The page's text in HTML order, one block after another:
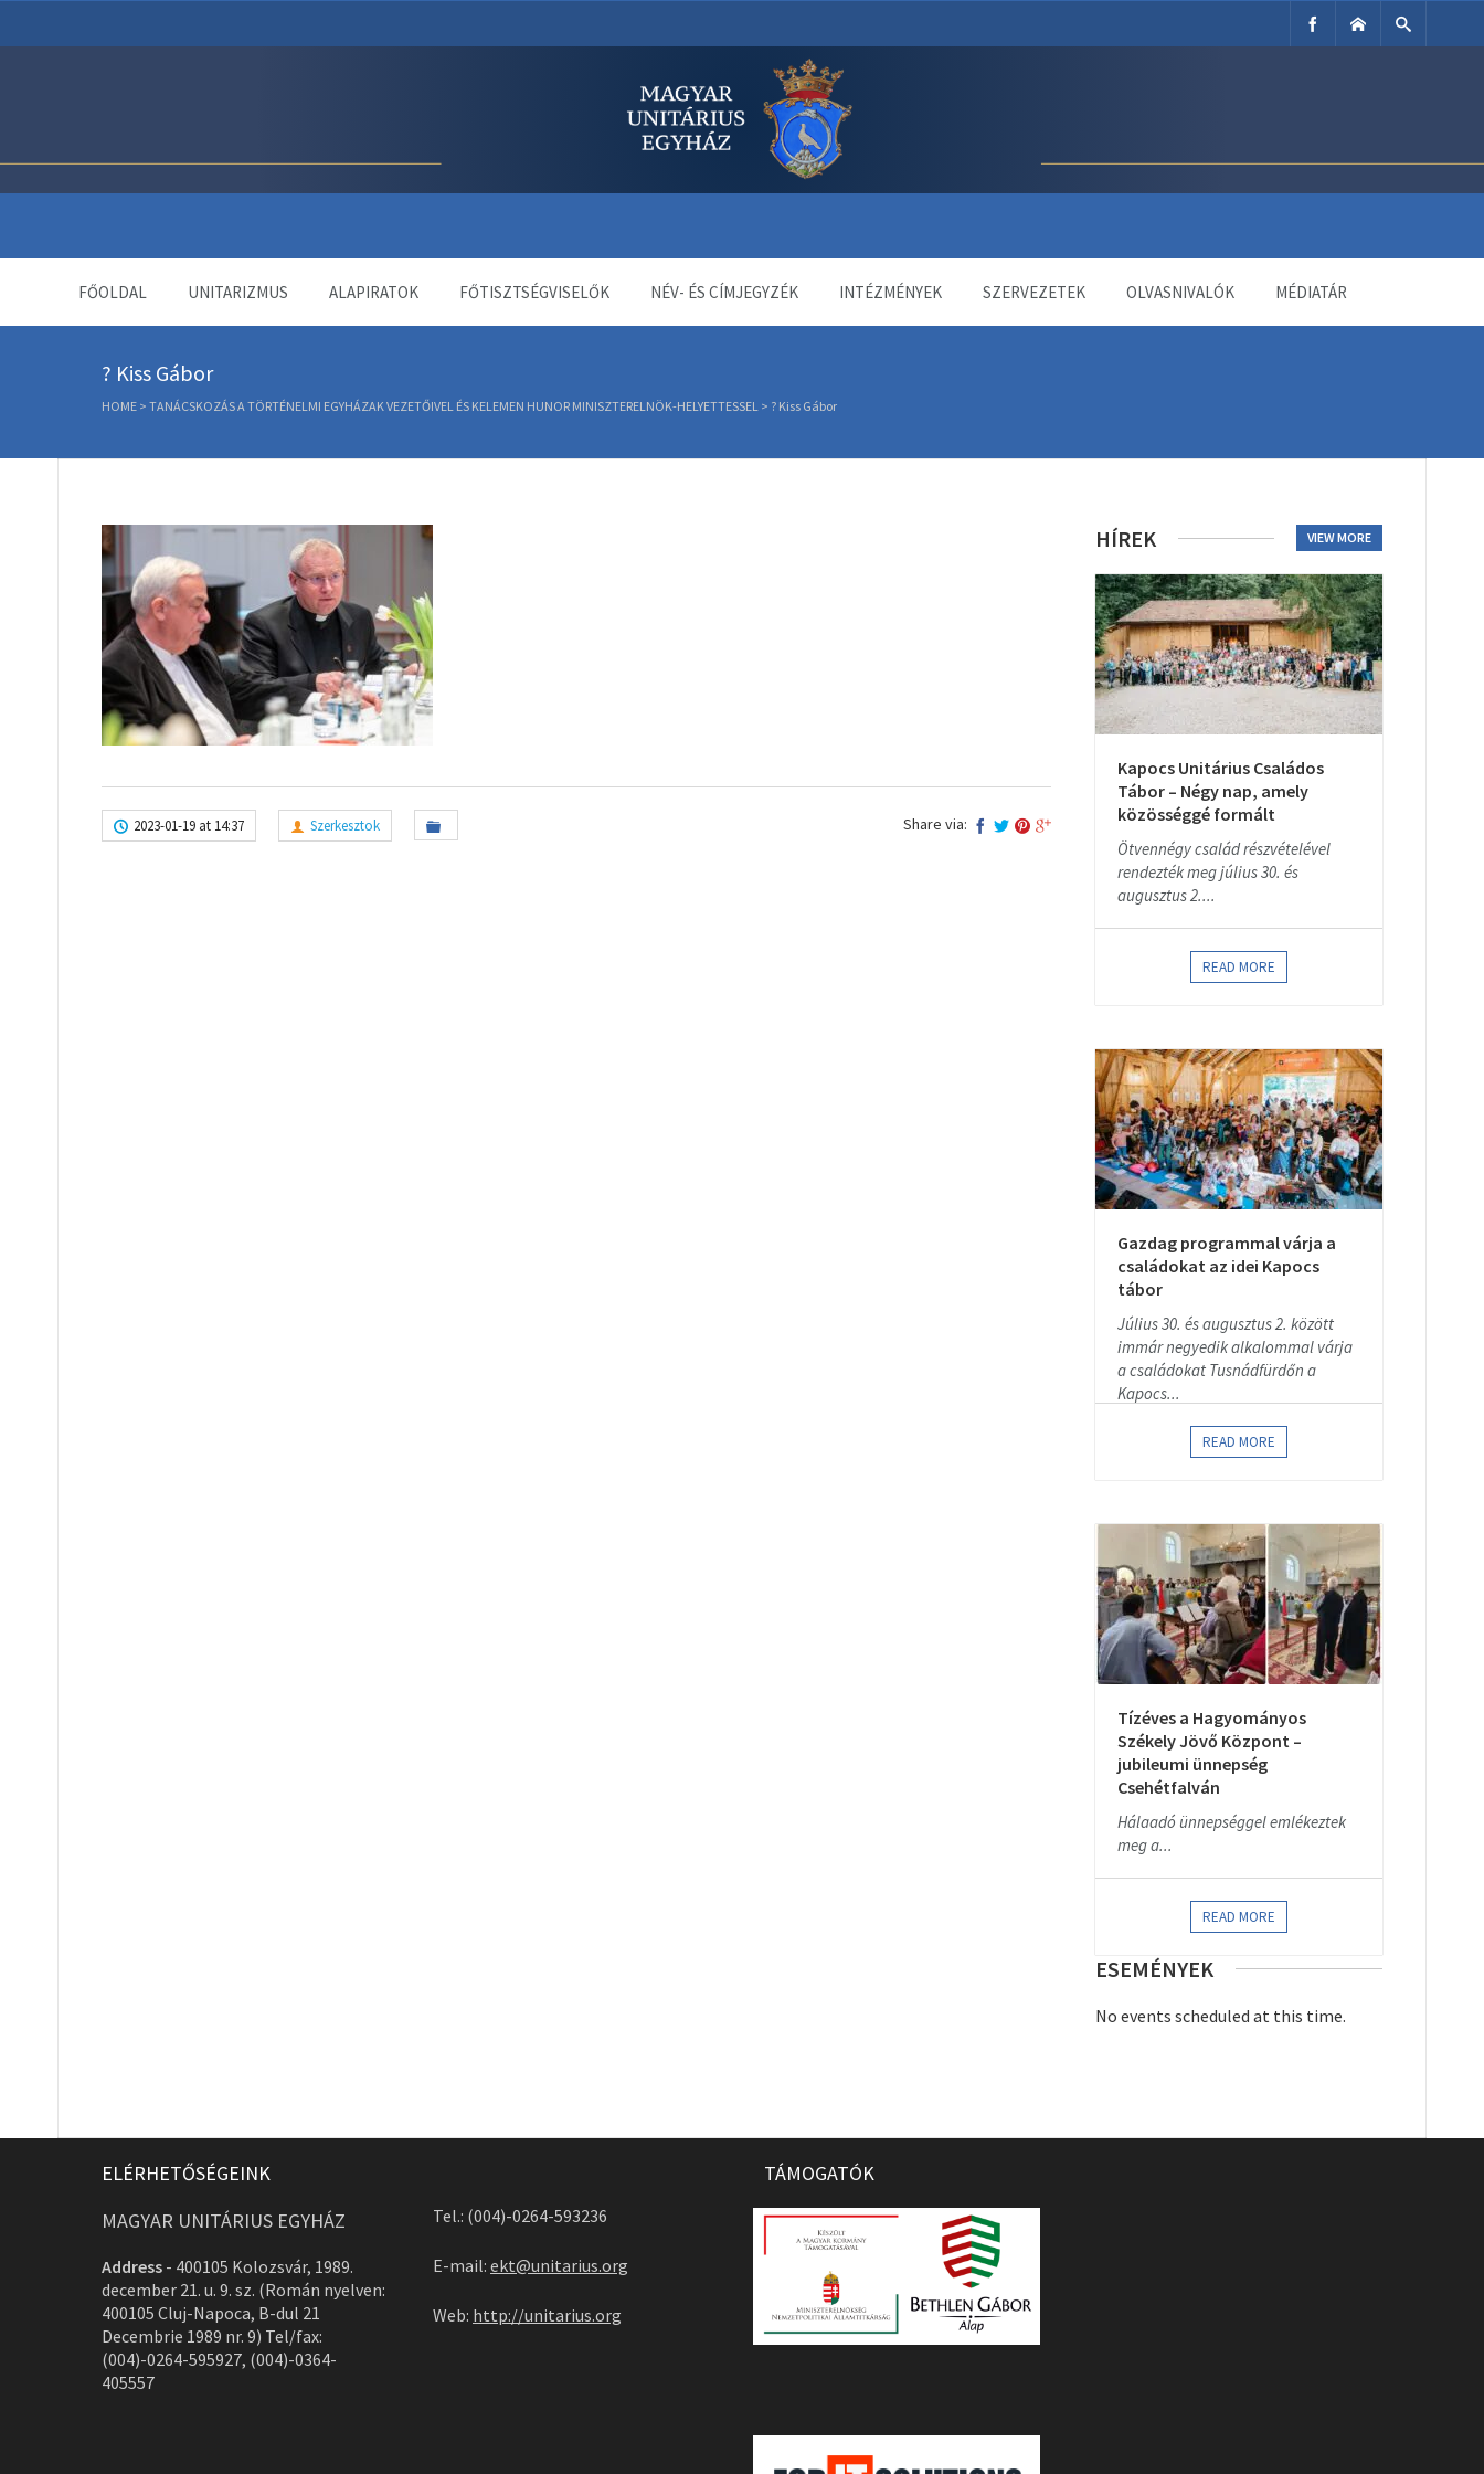
FŐOLDAL UNITARIZMUS ALAPIRATOK FŐTISZTSÉGVISELŐK NÉV- ÉS CÍMJEGYZÉK INTÉZMÉNYEK SZERVEZETEK OLVASNIVALÓK MÉDIATÁR
? Kiss Gábor
HOME > TANÁCSKOZÁS A TÖRTÉNELMI EGYHÁZAK VEZETŐIVEL ÉS KELEMEN HUNOR MINISZTERELNÖK-HELYETTESSEL > ? Kiss Gábor
2023-01-19 at 14:37 Szerkesztok Share via:
HÍREK VIEW MORE
Kapocs Unitárius Családos
Tábor – Négy nap, amely
közösséggé formált
Ötvennégy család részvételével
rendezték meg július 30. és
augusztus 2....
READ MORE
Gazdag programmal várja a
családokat az idei Kapocs
tábor
Július 30. és augusztus 2. között
immár negyedik alkalommal várja
a családokat Tusnádfürdőn a
Kapocs...
READ MORE
Tízéves a Hagyományos
Székely Jövő Központ –
jubileumi ünnepség
Csehétfalván
Hálaadó ünnepséggel emlékeztek
meg a...
READ MORE
ESEMÉNYEK
No events scheduled at this time.
ELÉRHETŐSÉGEINK
MAGYAR UNITÁRIUS EGYHÁZ
Address - 400105 Kolozsvár, 1989.
december 21. u. 9. sz. (Román nyelven:
400105 Cluj-Napoca, B-dul 21
Decembrie 1989 nr. 9) Tel/fax:
(004)-0264-595927, (004)-0364-
405557
Tel.: (004)-0264-593236
E-mail: ekt@unitarius.org
Web: http://unitarius.org
TÁMOGATÓK